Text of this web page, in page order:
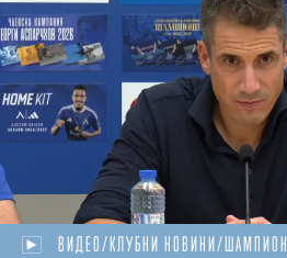
ВИДЕО/КЛУБНИ НОВИНИ/